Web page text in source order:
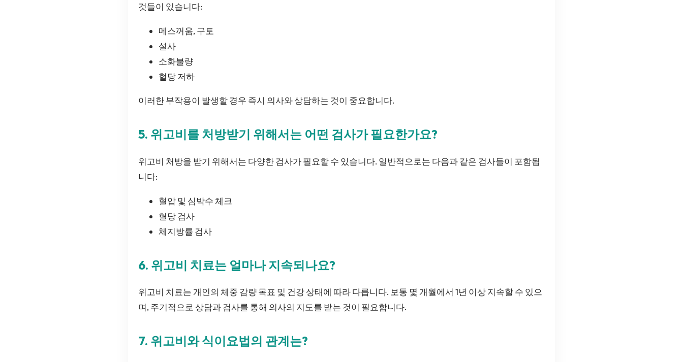
것들이 있습니다:
메스꺼움, 구토
설사
소화불량
혈당 저하
이러한 부작용이 발생할 경우 즉시 의사와 상담하는 것이 중요합니다.
5. 위고비를 처방받기 위해서는 어떤 검사가 필요한가요?
위고비 처방을 받기 위해서는 다양한 검사가 필요할 수 있습니다. 일반적으로는 다음과 같은 검사들이 포함됩
니다:
혈압 및 심박수 체크
혈당 검사
체지방률 검사
6. 위고비 치료는 얼마나 지속되나요?
위고비 치료는 개인의 체중 감량 목표 및 건강 상태에 따라 다릅니다. 보통 몇 개월에서 1년 이상 지속할 수 있으
며, 주기적으로 상담과 검사를 통해 의사의 지도를 받는 것이 필요합니다.
7. 위고비와 식이요법의 관계는?